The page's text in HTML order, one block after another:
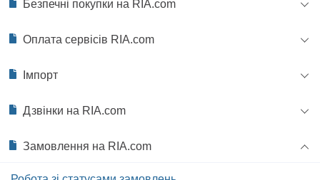
Безпечні покупки на RIA.com
Оплата сервісів RIA.com
Імпорт
Дзвінки на RIA.com
Замовлення на RIA.com